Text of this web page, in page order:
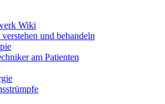
Wiki
und behandeln
am Patienten